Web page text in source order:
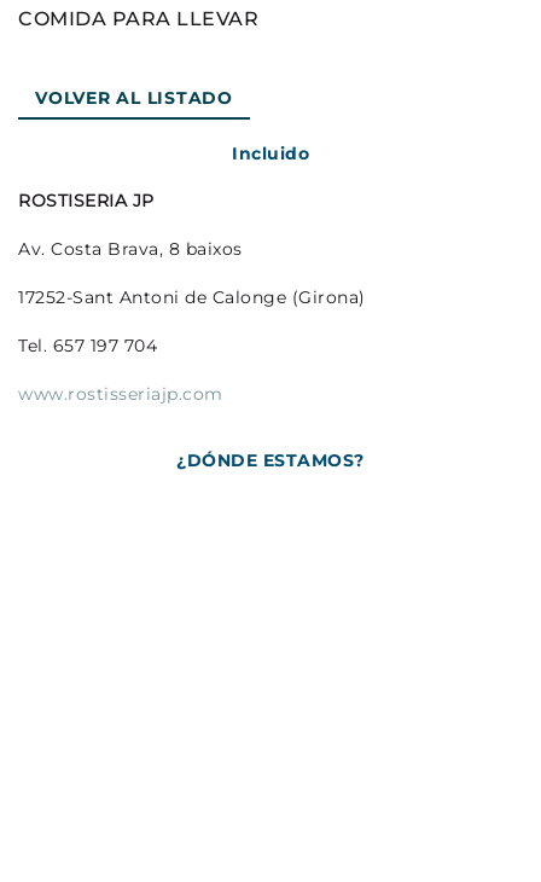
COMIDA PARA LLEVAR
VOLVER AL LISTADO
Incluido
ROSTISERIA JP
Av. Costa Brava, 8 baixos
17252-Sant Antoni de Calonge (Girona)
Tel. 657 197 704
www.rostisseriajp.com
¿DÓNDE ESTAMOS?